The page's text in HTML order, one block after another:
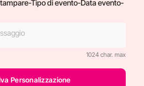
Tipo di evento-Data evento-
1024 char. max
Personalizzazione